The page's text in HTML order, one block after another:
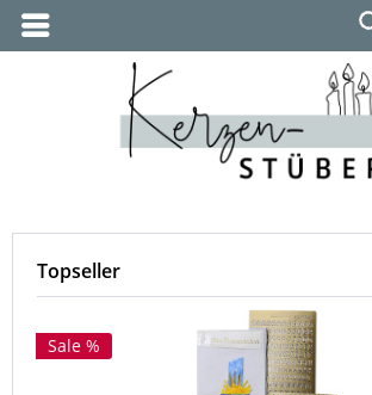
Topseller
Sale %